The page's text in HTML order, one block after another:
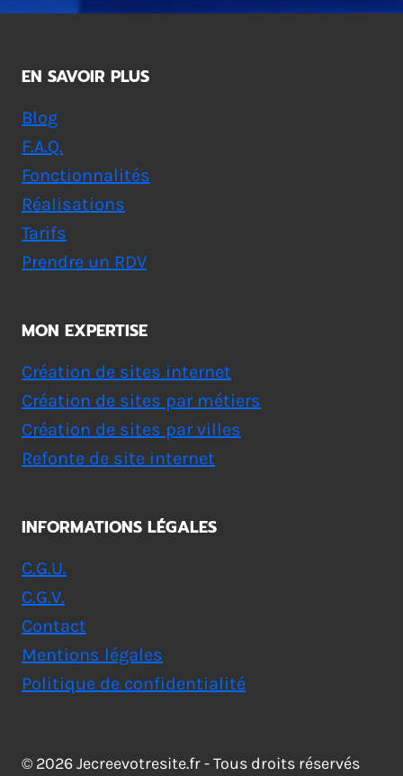
EN SAVOIR PLUS
Blog
F.A.Q.
Fonctionnalités
Réalisations
Tarifs
Prendre un RDV
MON EXPERTISE
Création de sites internet
Création de sites par métiers
Création de sites par villes
Refonte de site internet
INFORMATIONS LÉGALES
C.G.U.
C.G.V.
Contact
Mentions légales
Politique de confidentialité
© 2026 Jecreevotresite.fr - Tous droits réservés